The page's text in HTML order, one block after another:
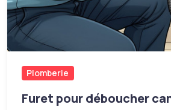
Plomberie
Furet pour déboucher